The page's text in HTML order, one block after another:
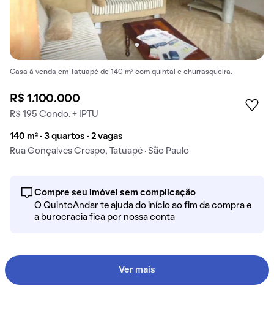
Casa à venda em Tatuapé de 140 m² com quintal e churrasqueira.
R$ 1.100.000
R$ 195 Condo. + IPTU
140 m² · 3 quartos · 2 vagas
Rua Gonçalves Crespo, Tatuapé · São Paulo
Compre seu imóvel sem complicação
O QuintoAndar te ajuda do início ao fim da compra e
a burocracia fica por nossa conta
Ver mais